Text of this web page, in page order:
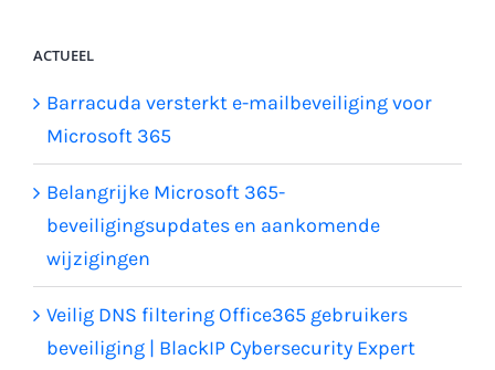
ACTUEEL
Barracuda versterkt e-mailbeveiliging voor
Microsoft 365
Belangrijke Microsoft 365-
beveiligingsupdates en aankomende
wijzigingen
Veilig DNS filtering Office365 gebruikers
beveiliging | BlackIP Cybersecurity Expert